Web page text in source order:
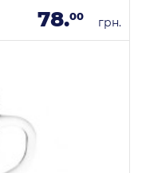
78.00 грн.